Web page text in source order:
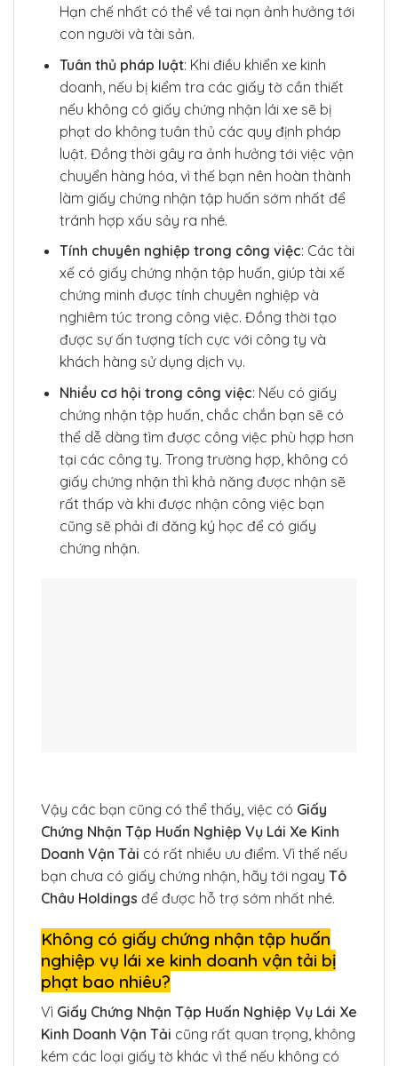
Hạn chế nhất có thể về tai nạn ảnh hưởng tới
con người và tài sản.
Tuân thủ pháp luật: Khi điều khiển xe kinh
doanh, nếu bị kiểm tra các giấy tờ cần thiết
nếu không có giấy chứng nhận lái xe sẽ bị
phạt do không tuân thủ các quy định pháp
luật. Đồng thời gây ra ảnh hưởng tới việc vận
chuyển hàng hóa, vì thế bạn nên hoàn thành
làm giấy chứng nhận tập huấn sớm nhất để
tránh hợp xấu sảy ra nhé.
Tính chuyên nghiệp trong công việc: Các tài
xế có giấy chứng nhận tập huấn, giúp tài xế
chứng minh được tính chuyên nghiệp và
nghiêm túc trong công việc. Đồng thời tạo
được sự ấn tượng tích cực với công ty và
khách hàng sử dụng dịch vụ.
Nhiều cơ hội trong công việc: Nếu có giấy
chứng nhận tập huấn, chắc chắn bạn sẽ có
thể dễ dàng tìm được công việc phù hợp hơn
tại các công ty. Trong trường hợp, không có
giấy chứng nhận thì khả năng được nhận sẽ
rất thấp và khi được nhận công việc bạn
cũng sẽ phải đi đăng ký học để có giấy
chứng nhận.
Vậy các bạn cũng có thể thấy, việc có Giấy
Chứng Nhận Tập Huấn Nghiệp Vụ Lái Xe Kinh
Doanh Vận Tải có rất nhiều ưu điểm. Vì thế nếu
bạn chưa có giấy chứng nhận, hãy tới ngay Tô
Châu Holdings để được hỗ trợ sớm nhất nhé.
Không có giấy chứng nhận tập huấn
nghiệp vụ lái xe kinh doanh vận tải bị
phạt bao nhiêu?
Vì Giấy Chứng Nhận Tập Huấn Nghiệp Vụ Lái Xe
Kinh Doanh Vận Tải cũng rất quan trọng, không
kém các loại giấy tờ khác vì thế nếu không có